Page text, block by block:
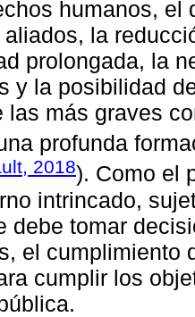
humanos, el
la
prolongada, la
y la posibilidad
las más graves
profunda
2018). Como el
intrincado,
debe tomar
el cumplimiento
cumplir los